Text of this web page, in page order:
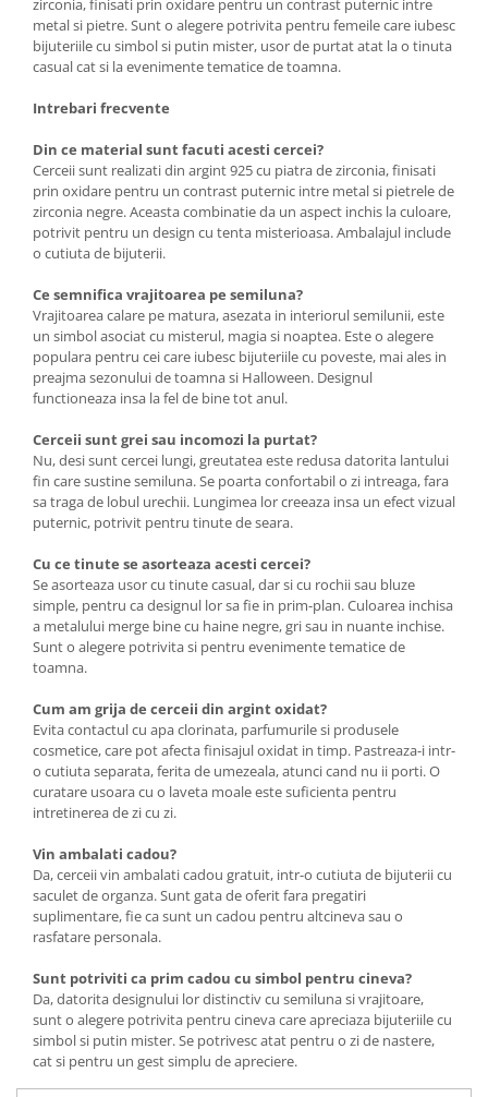
zirconia, finisati prin oxidare pentru un contrast puternic intre
metal si pietre. Sunt o alegere potrivita pentru femeile care iubesc
bijuteriile cu simbol si putin mister, usor de purtat atat la o tinuta
casual cat si la evenimente tematice de toamna.
Intrebari frecvente
Din ce material sunt facuti acesti cercei?
Cerceii sunt realizati din argint 925 cu piatra de zirconia, finisati
prin oxidare pentru un contrast puternic intre metal si pietrele de
zirconia negre. Aceasta combinatie da un aspect inchis la culoare,
potrivit pentru un design cu tenta misterioasa. Ambalajul include
o cutiuta de bijuterii.
Ce semnifica vrajitoarea pe semiluna?
Vrajitoarea calare pe matura, asezata in interiorul semilunii, este
un simbol asociat cu misterul, magia si noaptea. Este o alegere
populara pentru cei care iubesc bijuteriile cu poveste, mai ales in
preajma sezonului de toamna si Halloween. Designul
functioneaza insa la fel de bine tot anul.
Cerceii sunt grei sau incomozi la purtat?
Nu, desi sunt cercei lungi, greutatea este redusa datorita lantului
fin care sustine semiluna. Se poarta confortabil o zi intreaga, fara
sa traga de lobul urechii. Lungimea lor creeaza insa un efect vizual
puternic, potrivit pentru tinute de seara.
Cu ce tinute se asorteaza acesti cercei?
Se asorteaza usor cu tinute casual, dar si cu rochii sau bluze
simple, pentru ca designul lor sa fie in prim-plan. Culoarea inchisa
a metalului merge bine cu haine negre, gri sau in nuante inchise.
Sunt o alegere potrivita si pentru evenimente tematice de
toamna.
Cum am grija de cerceii din argint oxidat?
Evita contactul cu apa clorinata, parfumurile si produsele
cosmetice, care pot afecta finisajul oxidat in timp. Pastreaza-i intr-
o cutiuta separata, ferita de umezeala, atunci cand nu ii porti. O
curatare usoara cu o laveta moale este suficienta pentru
intretinerea de zi cu zi.
Vin ambalati cadou?
Da, cerceii vin ambalati cadou gratuit, intr-o cutiuta de bijuterii cu
saculet de organza. Sunt gata de oferit fara pregatiri
suplimentare, fie ca sunt un cadou pentru altcineva sau o
rasfatare personala.
Sunt potriviti ca prim cadou cu simbol pentru cineva?
Da, datorita designului lor distinctiv cu semiluna si vrajitoare,
sunt o alegere potrivita pentru cineva care apreciaza bijuteriile cu
simbol si putin mister. Se potrivesc atat pentru o zi de nastere,
cat si pentru un gest simplu de apreciere.